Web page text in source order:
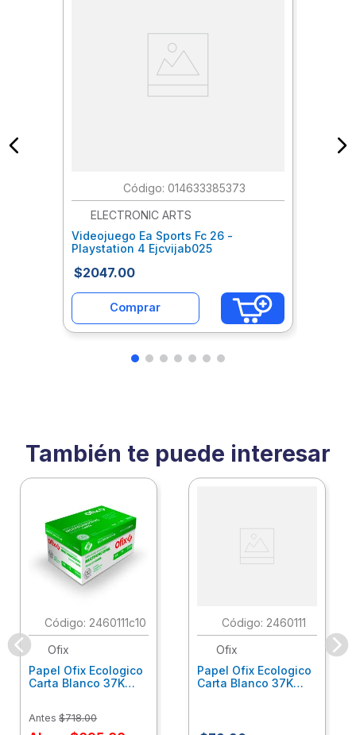
: 014633385373
ELECTRONIC ARTS
Videojuego Ea Sports Fc 26 -
Playstation 4 Ejcvijab025
$2047.00
Comprar
También te puede interesar
: 2460111c10
Ofix
Papel Ofix Ecologico
Carta Blanco 37K
Antes $718.00
: 2460111
Ofix
Papel Ofix Ecologico
Carta Blanco 37K